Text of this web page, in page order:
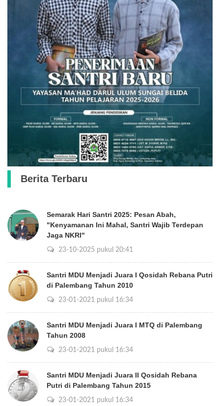
Berita Terbaru
Semarak Hari Santri 2025: Pesan Abah,
"Kenyamanan Ini Mahal, Santri Wajib Terdepan
Jaga NKRI"
23-10-2025 pukul 20:41
Santri MDU Menjadi Juara I Qosidah Rebana Putri
di Palembang Tahun 2010
23-01-2021 pukul 16:34
Santri MDU Menjadi Juara I MTQ di Palembang
Tahun 2008
23-01-2021 pukul 16:34
Santri MDU Menjadi Juara II Qosidah Rebana
Putri di Palembang Tahun 2015
23-01-2021 pukul 16:34